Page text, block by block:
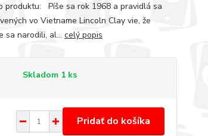
produktu: Píše sa rok 1968 a pravidlá sa
vo Vietname Lincoln Clay vie, že
sa narodili, al... celý popis
Skladom 1 ks
Pridať do košíka